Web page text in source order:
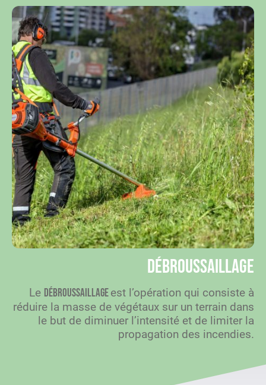
Le débroussaillageest l’opération qui consiste à
réduire la masse de végétaux sur un terrain dans
le but de diminuer l’intensité et de limiter la
propagation des incendies.
Débroussaillage